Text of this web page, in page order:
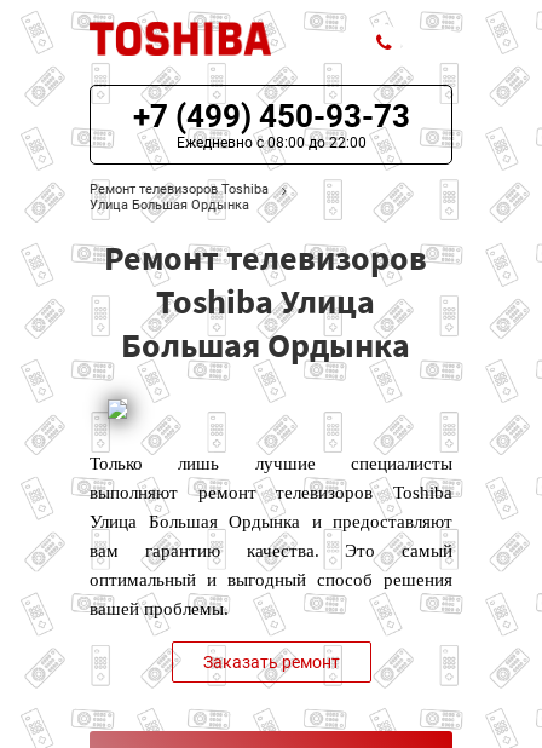
ЦЕНЫ НА РЕМОНТ
О СЕРВИСЕ
МОДЕЛИ TOSHIBA
НАШИ КОНТАКТЫ
+7 (499) 450-93-73
Ежедневно с 08:00 до 22:00
Ремонт телевизоров Toshiba
Улица Большая Ордынка
Ремонт телевизоров
Toshiba Улица
Большая Ордынка
Только лишь лучшие специалисты
выполняют ремонт телевизоров Toshiba
Улица Большая Ордынка и предоставляют
вам гарантию качества. Это самый
оптимальный и выгодный способ решения
вашей проблемы.
Заказать ремонт